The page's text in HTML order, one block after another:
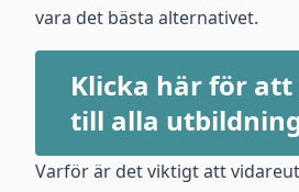
vara det bästa alternativet.
Klicka här för
till alla
Varför är det viktigt att